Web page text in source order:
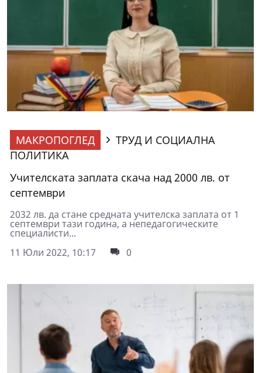
МАКРОПОГЛЕД
ТРУД И СОЦИАЛНА
ПОЛИТИКА
Учителската заплата скача над 2000 лв. от
септември
2032 лв. да стане средната учителска заплата от 1
септември тази година, а непедагогическите
специалисти...
11 Юли 2022, 10:17
0